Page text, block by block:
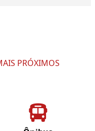
PRÓXIMOS